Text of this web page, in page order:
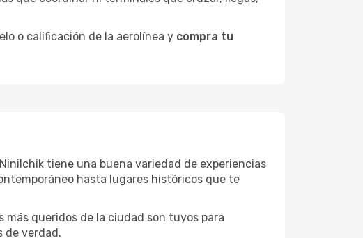
o calificación de la aerolínea y compra tu
tiene una buena variedad de experiencias
hasta lugares históricos que te
queridos de la ciudad son tuyos para
de verdad.